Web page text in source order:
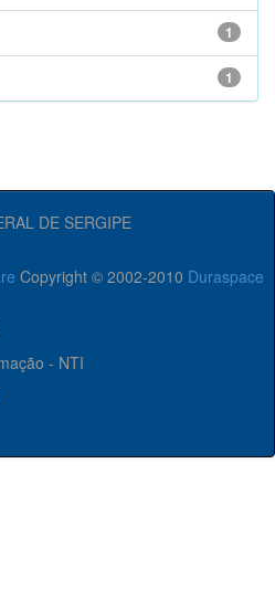
1
1
DE SERGIPE
Copyright © 2002-2010 Duraspace
- NTI